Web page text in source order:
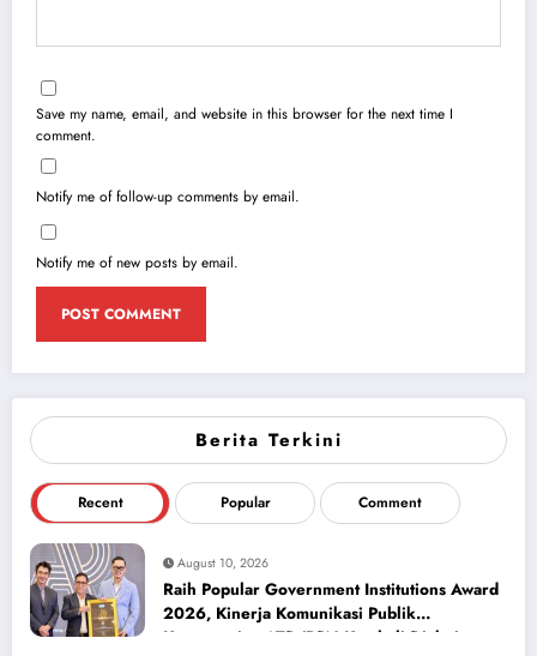
Berita Terkini
Recent Popular Comment
August 10, 2026
Raih Popular Government Institutions Award
2026, Kinerja Komunikasi Publik
Kementerian ATR/BPN Kembali Diakui
Save my name, email, and website in this browser for the next time I
comment.
Notify me of follow-up comments by email.
Notify me of new posts by email.